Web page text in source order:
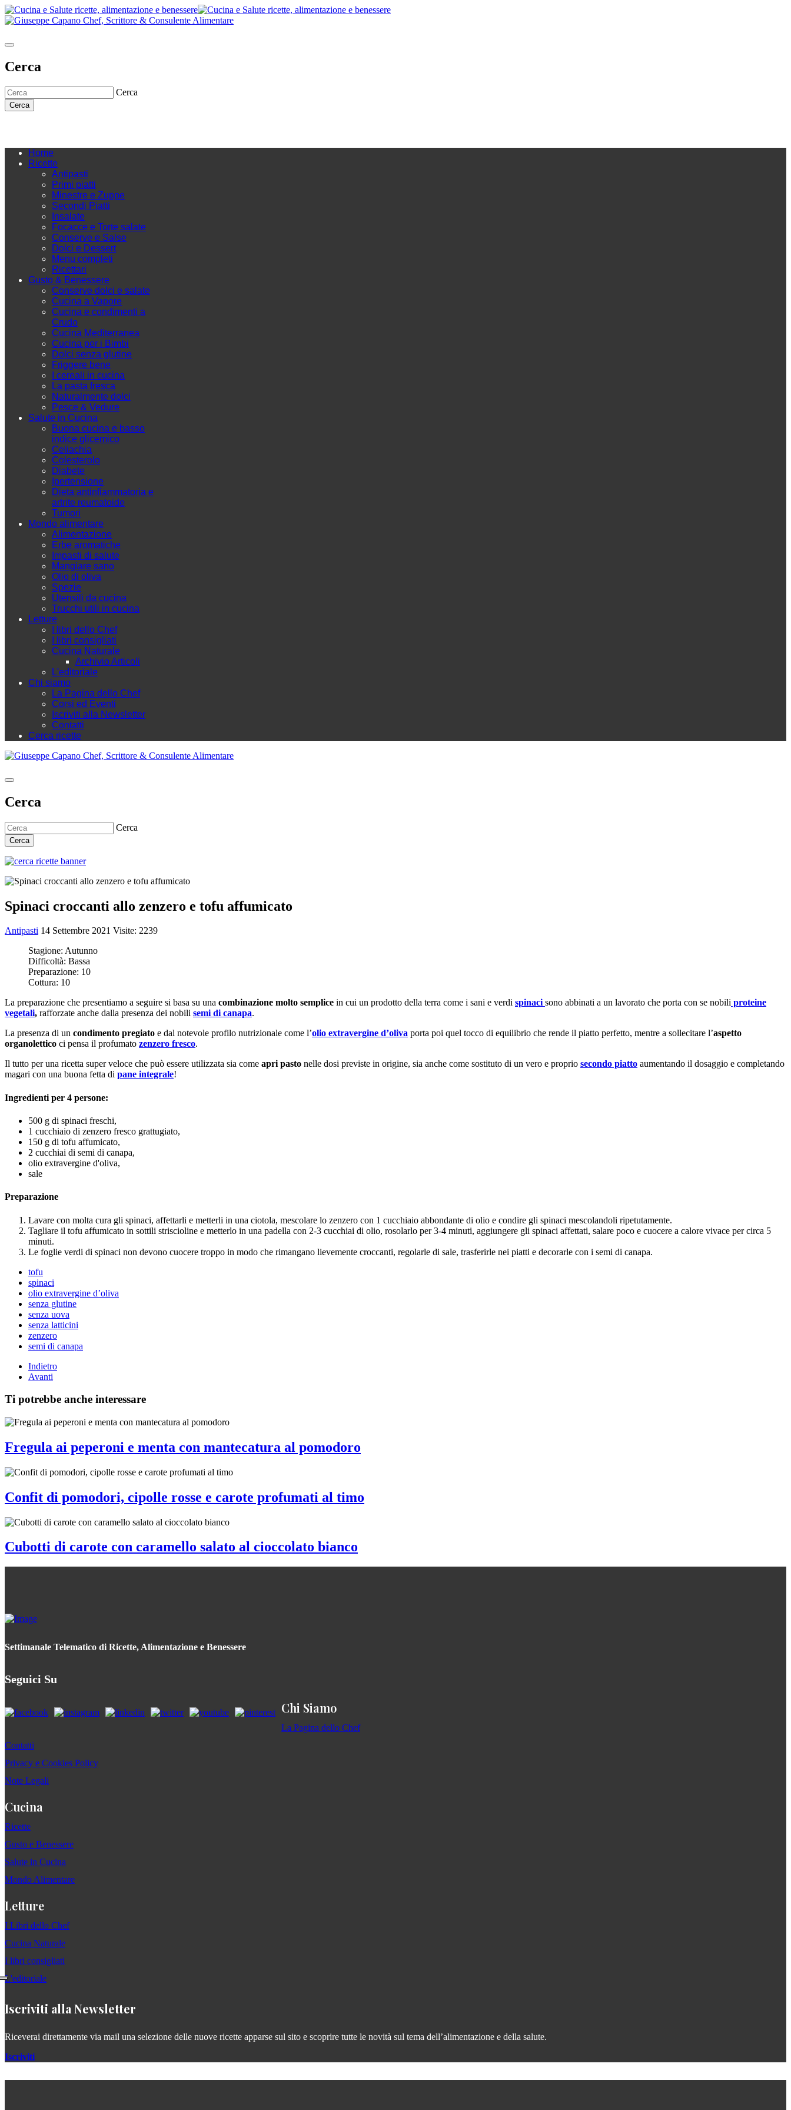
Cerca
Cerca
Cerca
Home
Ricette
Antipasti
Primi piatti
Minestre e Zuppe
Secondi Piatti
Insalate
Focacce e Torte salate
Conserve e Salse
Dolci e Dessert
Menu completi
Ricettari
Gusto & Benessere
Conserve dolci e salate
Cucina a Vapore
Cucina e condimenti a
Crudo
Cucina Mediterranea
Cucina per i Bimbi
Dolci senza glutine
Friggere bene
I cereali in cucina
La pasta fresca
Naturalmente dolci
Pesce & Vedure
Salute in Cucina
Buona cucina e basso
indice glicemico
Celiachia
Colesterolo
Diabete
Ipertensione
Dieta antinfiammatoria e
artrite reumatoide
Tumori
Mondo alimentare
Alimentazione
Erbe aromatiche
Impasti di salute
Mangiare sano
Olio di oliva
Spezie
Utensili da cucina
Trucchi utili in cucina
Letture
I libri dello Chef
I libri consigliati
Cucina Naturale
Archivio Articoli
L'editoriale
Chi siamo
La Pagina dello Chef
Corsi ed Eventi
Iscriviti alla Newsletter
Contatti
Cerca ricette
Cerca
Cerca
Cerca
Spinaci croccanti allo zenzero e tofu affumicato
Antipasti 14 Settembre 2021 Visite: 2239
Stagione: Autunno
Difficoltà: Bassa
Preparazione: 10
Cottura: 10
La preparazione che presentiamo a seguire si basa su una combinazione molto semplice in cui un prodotto della terra come i sani e verdi spinacisono abbinati a un lavorato che porta con se nobili proteine
vegetali, rafforzate anche dalla presenza dei nobili semi di canapa.
La presenza di un condimento pregiato e dal notevole profilo nutrizionale come l’olio extravergine d’oliva porta poi quel tocco di equilibrio che rende il piatto perfetto, mentre a sollecitare l’aspetto
organolettico ci pensa il profumato zenzero fresco.
Il tutto per una ricetta super veloce che può essere utilizzata sia come apri pasto nelle dosi previste in origine, sia anche come sostituto di un vero e proprio secondo piatto aumentando il dosaggio e completando
magari con una buona fetta di pane integrale!
Ingredienti per 4 persone:
500 g di spinaci freschi,
1 cucchiaio di zenzero fresco grattugiato,
150 g di tofu affumicato,
2 cucchiai di semi di canapa,
olio extravergine d'oliva,
sale
Preparazione
Lavare con molta cura gli spinaci, affettarli e metterli in una ciotola, mescolare lo zenzero con 1 cucchiaio abbondante di olio e condire gli spinaci mescolandoli ripetutamente.
Tagliare il tofu affumicato in sottili striscioline e metterlo in una padella con 2-3 cucchiai di olio, rosolarlo per 3-4 minuti, aggiungere gli spinaci affettati, salare poco e cuocere a calore vivace per circa 5
minuti.
Le foglie verdi di spinaci non devono cuocere troppo in modo che rimangano lievemente croccanti, regolarle di sale, trasferirle nei piatti e decorarle con i semi di canapa.
tofu
spinaci
olio extravergine d’oliva
senza glutine
senza uova
senza latticini
zenzero
semi di canapa
Indietro
Avanti
Ti potrebbe anche interessare
Fregula ai peperoni e menta con mantecatura al pomodoro
Confit di pomodori, cipolle rosse e carote profumati al timo
Cubotti di carote con caramello salato al cioccolato bianco
Settimanale Telematico di Ricette, Alimentazione e Benessere
Seguici Su
Chi Siamo
La Pagina dello Chef
Contatti
Privacy e Cookies Policy
Note Legali
Cucina
Ricette
Gusto e Benessere
Salute in Cucina
Mondo Alimentare
Letture
I Libri dello Chef
Cucina Naturale
I libri consigliati
L'editoriale
Iscriviti alla Newsletter
Riceverai direttamente via mail una selezione delle nuove ricette apparse sul sito e scoprire tutte le novità sul tema dell’alimentazione e della salute.
Iscriviti